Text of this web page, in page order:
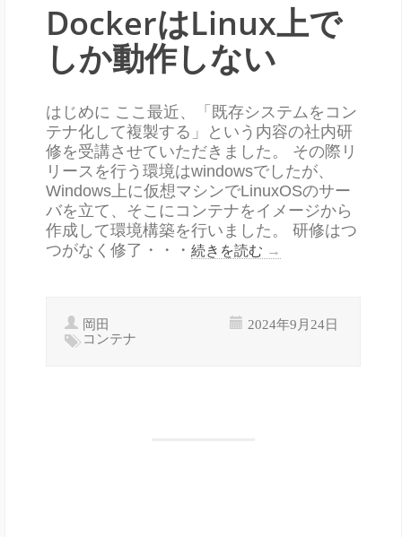
DockerはLinux上で
しか動作しない
はじめに ここ最近、「既存システムをコン
テナ化して複製する」という内容の社内研
修を受講させていただきました。 その際リ
リースを行う環境はwindowsでしたが、
Windows上に仮想マシンでLinuxOSのサー
バを立て、そこにコンテナをイメージから
作成して環境構築を行いました。 研修はつ
つがなく修了・・・ 続きを読む →
岡田 2024年9月24日
コンテナ